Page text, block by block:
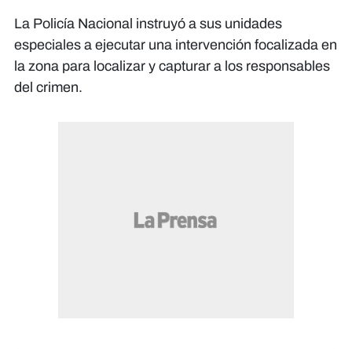
La Policía Nacional instruyó a sus unidades
especiales a ejecutar una intervención focalizada en
la zona para localizar y capturar a los responsables
del crimen.